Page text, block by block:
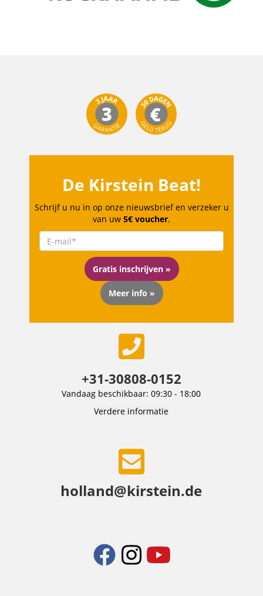
De Kirstein Beat!
Schrijf u nu in op onze nieuwsbrief en verzeker u
van uw 5€ voucher.
Gratis inschrijven »
Meer info »
+31-30808-0152
Vandaag beschikbaar: 09:30 - 18:00
Verdere informatie
holland@kirstein.de